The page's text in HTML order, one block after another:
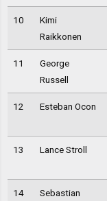
10
Kimi
Raikkonen
11
George
Russell
12 Esteban Ocon
13 Lance Stroll
14
Sebastian